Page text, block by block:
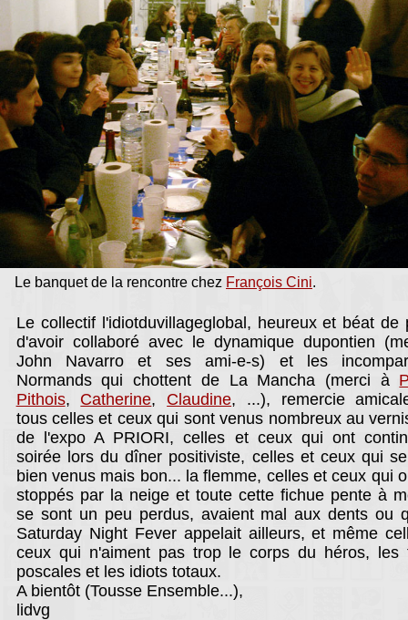
Le banquet de la rencontre chez François Cini.
Le collectif l'idiotduvillageglobal, heureux et béat de
d'avoir collaboré avec le dynamique dupontien
John Navarro et ses ami-e-s) et les
Normands qui chottent de La Mancha (merci à
Pithois, Catherine, Claudine, ...), remercie
tous celles et ceux qui sont venus nombreux au
de l'expo A PRIORI, celles et ceux qui ont
soirée lors du dîner positiviste, celles et ceux qui
bien venus mais bon... la flemme, celles et ceux qui
stoppés par la neige et toute cette fichue pente à
se sont un peu perdus, avaient mal aux dents ou
Saturday Night Fever appelait ailleurs, et même
ceux qui n'aiment pas trop le corps du héros, les
poscales et les idiots totaux.
A bientôt (Tousse Ensemble...),
lidvg